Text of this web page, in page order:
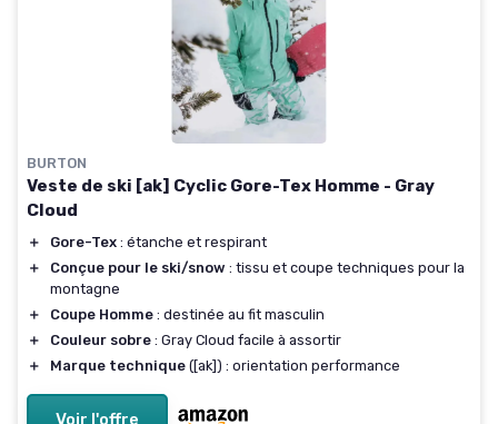
BURTON
Veste de ski [ak] Cyclic Gore-Tex Homme - Gray
Cloud
＋ Gore-Tex : étanche et respirant
＋
Conçue pour le ski/snow : tissu et coupe techniques pour la
montagne
＋
Coupe Homme : destinée au fit masculin
＋
Couleur sobre : Gray Cloud facile à assortir
＋
Marque technique ([ak]) : orientation performance
Voir l'offre